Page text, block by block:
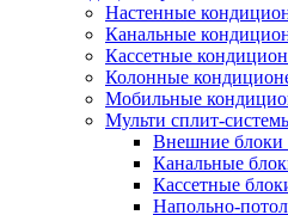
Настенные
Канальные
Кассетные
Колонные
Мобильные
Мульти сплит-
Внешние блоки
Канальные
Кассетные
Напольно-